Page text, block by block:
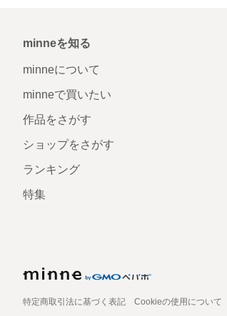
minneを知る
minneについて
minneで買いたい
作品をさがす
ショップをさがす
ランキング
特集
特定商取引法に基づく表記 Cookieの使用について